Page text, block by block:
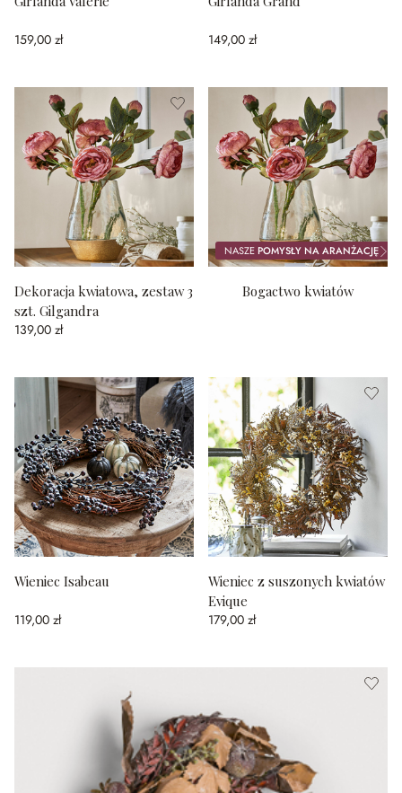
159,00 zł 149,00 zł
Dekoracja kwiatowa, zestaw 3
szt. Gilgandra
139,00 zł
NASZEPOMYSŁY NA ARANŻACJĘ
Bogactwo kwiatów
Wieniec Isabeau
119,00 zł
Wieniec z suszonych kwiatów
Evique
179,00 zł